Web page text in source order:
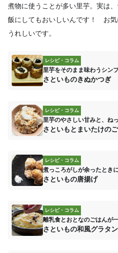
煮物に使うことが多い里芋。実は
飯にしてもおいしいんです！ お気
うれしいです。
レシピ・コラム
里芋をそのまま味わうシン
さといものきぬかつぎ
レシピ・コラム
里芋のやさしい甘みと、ね
さといもとまいたけの
レシピ・コラム
煮っころがしが余ったとき
さといもの唐揚げ
レシピ・コラム
離乳食とおとなのごはんが
さといもの和風グラタン